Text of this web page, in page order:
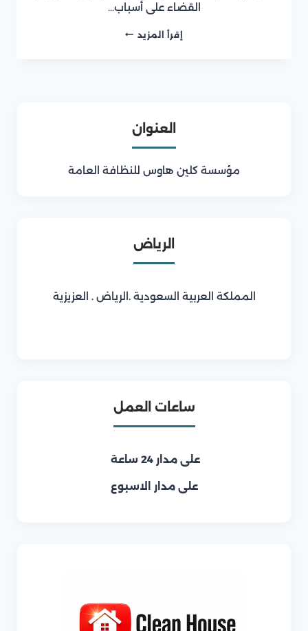
القضاء على أسباب…
إقرأ المزيد شركة
العنوان
مؤسسة كلين هاوس للنظافة العامة
الرياض
المملكة العربية السعودية .الرياض . العزيزية
ساعات العمل
على مدار 24 ساعة
على مدار الاسبوع